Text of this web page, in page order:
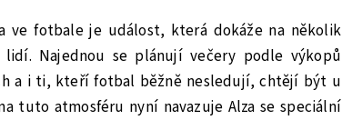
ve fotbale je událost, která dokáže na několik
Najednou se plánují večery podle výkopů
a i ti, kteří fotbal běžně nesledují, chtějí být u
tuto atmosféru nyní navazuje Alza se speciální